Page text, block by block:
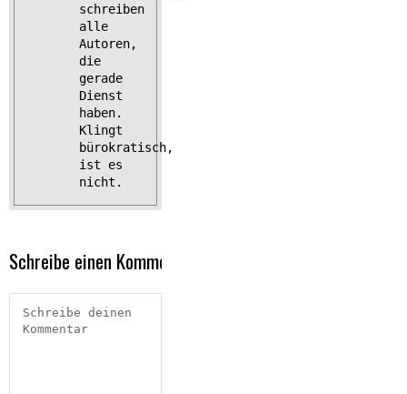
schreiben
alle
Autoren,
die
gerade
Dienst
haben.
Klingt
bürokratisch,
ist es
nicht.
Schreibe einen Kommentar